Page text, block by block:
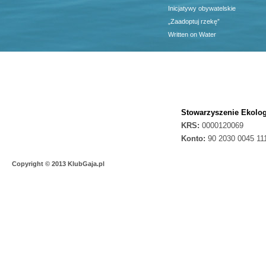
Inicjatywy obywatelskie
„Zaadoptuj rzekę”
Written on Water
Stowarzyszenie
KRS: 0000120069
Konto: 90 2030 0045
Copyright © 2013 KlubGaja.pl